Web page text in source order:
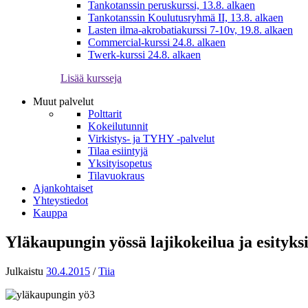
Tankotanssin peruskurssi, 13.8. alkaen
Tankotanssin Koulutusryhmä II, 13.8. alkaen
Lasten ilma-akrobatiakurssi 7-10v, 19.8. alkaen
Commercial-kurssi 24.8. alkaen
Twerk-kurssi 24.8. alkaen
Lisää kursseja
Muut palvelut
Polttarit
Kokeilutunnit
Virkistys- ja TYHY -palvelut
Tilaa esiintyjä
Yksityisopetus
Tilavuokraus
Ajankohtaiset
Yhteystiedot
Kauppa
Yläkaupungin yössä lajikokeilua ja
Julkaistu 30.4.2015 /Tiia